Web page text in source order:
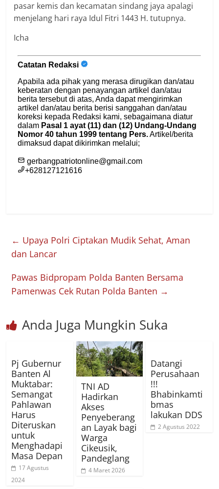
pasar kemis dan kecamatan sindang jaya apalagi
menjelang hari raya Idul Fitri 1443 H. tutupnya.
Icha
← Upaya Polri Ciptakan Mudik Sehat, Aman
dan Lancar
Pawas Bidpropam Polda Banten Bersama
Pamenwas Cek Rutan Polda Banten →
Anda Juga Mungkin Suka
Pj Gubernur
Banten Al
Muktabar:
Semangat
Pahlawan
Harus
Diteruskan
untuk
Menghadapi
Masa Depan
17 Agustus
2024
TNI AD
Hadirkan
Akses
Penyeberang
an Layak bagi
Warga
Cikeusik,
Pandeglang
4 Maret 2026
Datangi
Perusahaan
!!!
Bhabinkamti
bmas
lakukan DDS
2 Agustus 2022